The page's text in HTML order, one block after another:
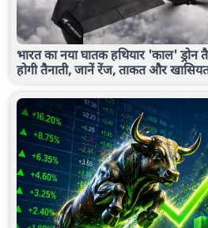
भारत का नया घातक हथियार 'काल'
होगी तैनाती, जानें रेंज, ताकत और